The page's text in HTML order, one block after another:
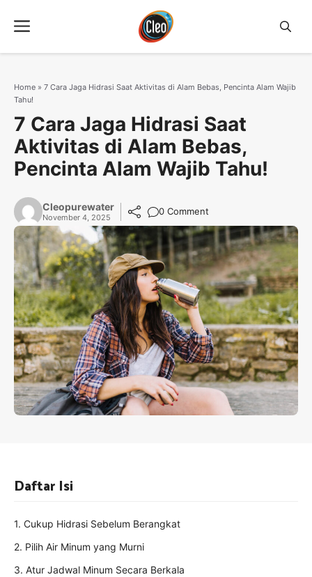
Menu
Home » 7 Cara Jaga Hidrasi Saat Aktivitas di Alam Bebas, Pencinta Alam Wajib
Tahu!
7 Cara Jaga Hidrasi Saat
Aktivitas di Alam Bebas,
Pencinta Alam Wajib Tahu!
Cleopurewater
November 4, 2025
0 Comment
Daftar Isi
1. Cukup Hidrasi Sebelum Berangkat
2. Pilih Air Minum yang Murni
3. Atur Jadwal Minum Secara Berkala